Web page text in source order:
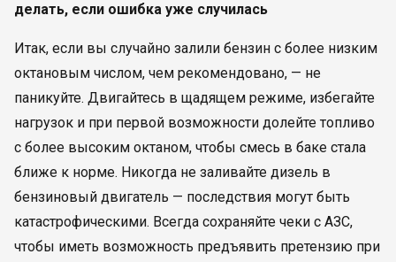
делать, если ошибка уже случилась
Итак, если вы случайно залили бензин с более низким
октановым числом, чем рекомендовано, — не
паникуйте. Двигайтесь в щадящем режиме, избегайте
нагрузок и при первой возможности долейте топливо
с более высоким октаном, чтобы смесь в баке стала
ближе к норме. Никогда не заливайте дизель в
бензиновый двигатель — последствия могут быть
катастрофическими. Всегда сохраняйте чеки с АЗС,
чтобы иметь возможность предъявить претензию при